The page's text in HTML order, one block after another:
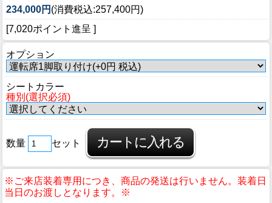
234,000円 (消費税込:257,400円)
[7,020ポイント進呈 ]
オプション
シートカラー
種別(選択必須)
数量 セット
※ご来店装着専用につき、商品の発送は行いません。装着日
当日のお渡しとなります。※